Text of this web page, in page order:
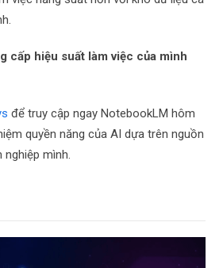
cấp hiệu suất làm việc của mình
để truy cập ngay NotebookLM hôm
quyền năng của AI dựa trên nguồn
mình.